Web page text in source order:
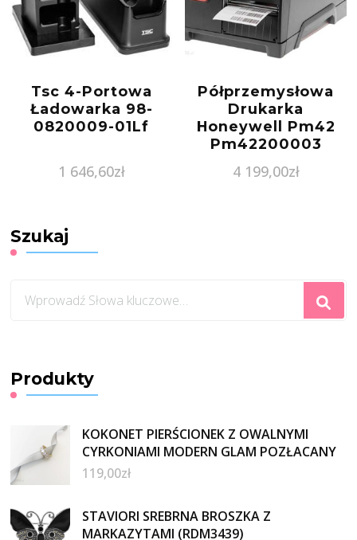
Tsc 4-Portowa
Ładowarka 98-
0820009-01Lf
1 646,60zł
Półprzemysłowa
Drukarka
Honeywell Pm42
Pm42200003
4 199,00zł
Szukaj
czegoś?
Produkty
KOKONET PIERŚCIONEK Z OWALNYMI
CYRKONIAMI MODERN GLAM POZŁACANY
119,00zł
STAVIORI SREBRNA BROSZKA Z
MARKAZYTAMI (RDM3439)